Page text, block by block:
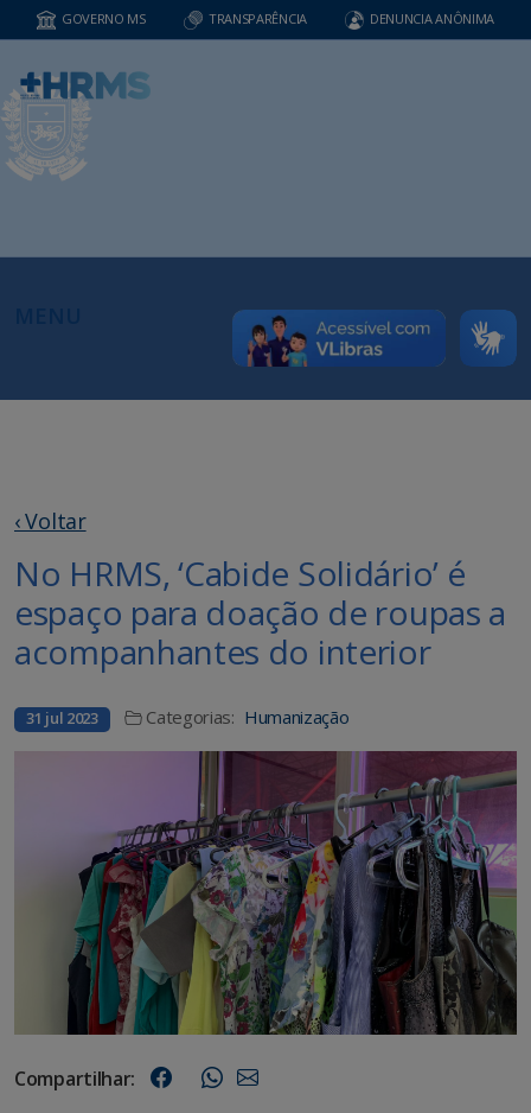
GOVERNO MS TRANSPARÊNCIA DENUNCIA ANÔNIMA
‹ Voltar
No HRMS, ‘Cabide Solidário’ é
espaço para doação de roupas a
acompanhantes do interior
31 jul 2023 Categorias: Humanização
Compartilhar: